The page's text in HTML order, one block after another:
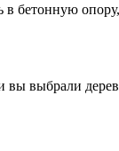
выбрали